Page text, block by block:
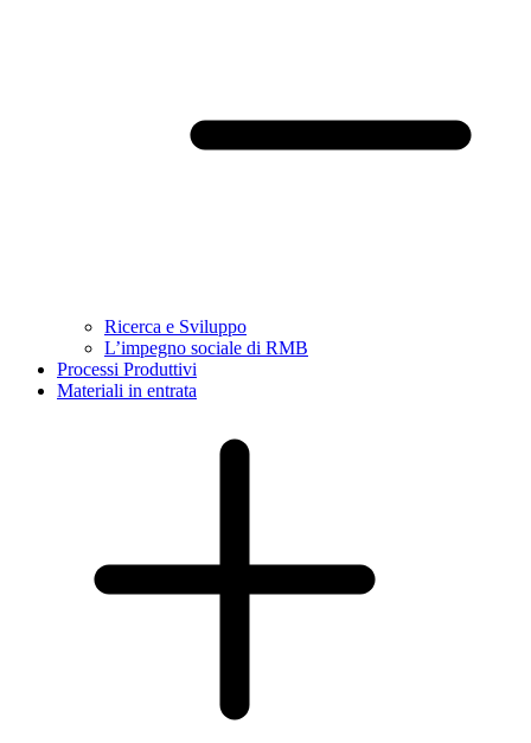
Ricerca e Sviluppo
L’impegno sociale di RMB
Processi Produttivi
Materiali in entrata